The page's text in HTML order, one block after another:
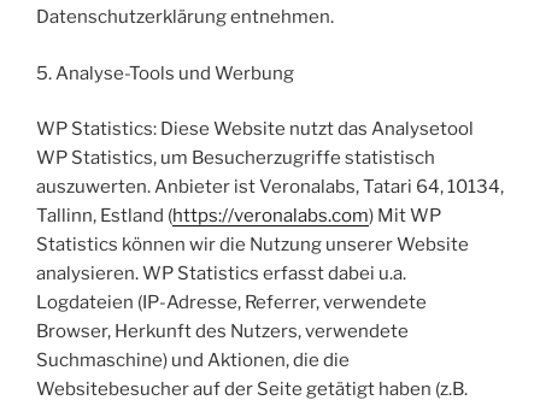
Datenschutzerklärung entnehmen.
5. Analyse-Tools und Werbung
WP Statistics: Diese Website nutzt das Analysetool
WP Statistics, um Besucherzugriffe statistisch
auszuwerten. Anbieter ist Veronalabs, Tatari 64, 10134,
Tallinn, Estland (https://veronalabs.com) Mit WP
Statistics können wir die Nutzung unserer Website
analysieren. WP Statistics erfasst dabei u.a.
Logdateien (IP-Adresse, Referrer, verwendete
Browser, Herkunft des Nutzers, verwendete
Suchmaschine) und Aktionen, die die
Websitebesucher auf der Seite getätigt haben (z.B.